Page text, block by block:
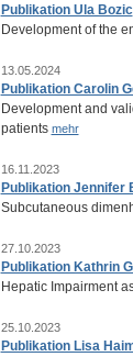
Publikation Ula Bozic
Development of the
13.05.2024
Publikation Carolin
Development and
patients mehr
16.11.2023
Publikation Jennifer
Subcutaneous
27.10.2023
Publikation Kathrin
Hepatic Impairment
25.10.2023
Publikation Lisa